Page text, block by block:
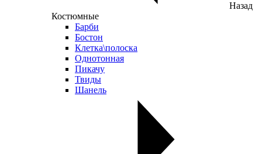
Назад
Костюмные
Барби
Бостон
Клетка\полоска
Однотонная
Пикачу
Твиды
Шанель